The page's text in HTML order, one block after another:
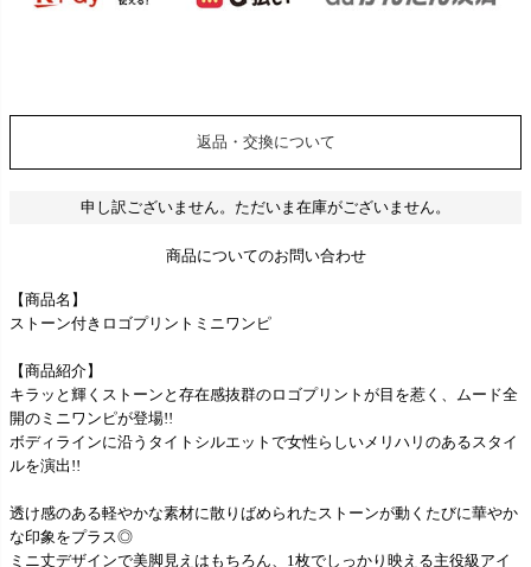
返品・交換について
申し訳ございません。ただいま在庫がございません。
商品についてのお問い合わせ
【商品名】
ストーン付きロゴプリントミニワンピ
【商品紹介】
キラッと輝くストーンと存在感抜群のロゴプリントが目を惹く、ムード全
開のミニワンピが登場!!
ボディラインに沿うタイトシルエットで女性らしいメリハリのあるスタイ
ルを演出!!
透け感のある軽やかな素材に散りばめられたストーンが動くたびに華やか
な印象をプラス◎
ミニ丈デザインで美脚見えはもちろん、1枚でしっかり映える主役級アイ